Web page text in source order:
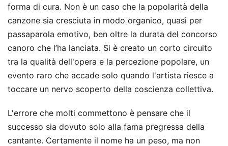
forma di cura. Non è un caso che la popolarità della
canzone sia cresciuta in modo organico, quasi per
passaparola emotivo, ben oltre la durata del concorso
canoro che l’ha lanciata. Si è creato un corto circuito
tra la qualità dell'opera e la percezione popolare, un
evento raro che accade solo quando l'artista riesce a
toccare un nervo scoperto della coscienza collettiva.
L'errore che molti commettono è pensare che il
successo sia dovuto solo alla fama pregressa della
cantante. Certamente il nome ha un peso, ma non